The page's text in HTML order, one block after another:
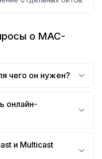
о MAC-
чего он нужен?
онлайн-
и Multicast